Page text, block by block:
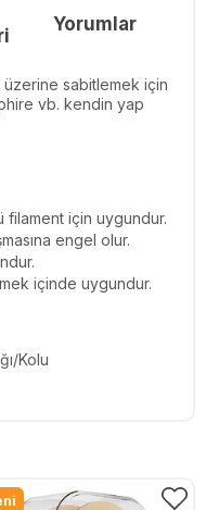
Yorumlar
üzerine sabitlemek için
vb. kendin yap
filament için uygundur.
engel olur.
içinde uygundur.
Kolu